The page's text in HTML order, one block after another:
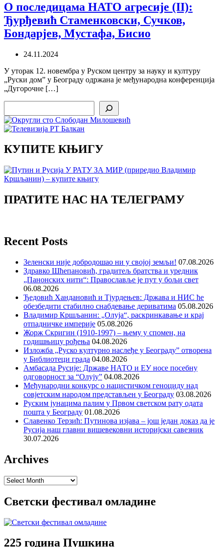
О последицама НАТО агресије (II):
Ђурђевић Стаменковски, Сучков,
Бондарјев, Мустафа, Бисио
24.11.2024
У уторак 12. новембра у Руском центру за науку и културу
„Руски дом” у Београду одржана је међународна конференција
„Дугорочне […]
КУПИТЕ КЊИГУ
ПРАТИТЕ НАС НА ТЕЛЕГРАМУ
Recent Posts
Зеленски није добродошао ни у својој земљи! 07.08.2026
Здравко Шћепановић, градитељ братства и уредник
„Панонских нити“: Православље је пут у бољи свет
06.08.2026
Ђедовић Хандановић и Тјурдењев: Држава и НИС ће
обезбедити стабилно снабдевање дериватима 05.08.2026
Владимир Кршљанин: „Олуја“, раскринкавање и крај
отпадничке империје 05.08.2026
Жорж Скригин (1910-1997) – њему у спомен, на
годишњицу рођења 04.08.2026
Изложба „Руско културно наслеђе у Београду” отворена
у Библиотеци града 04.08.2026
Амбасада Русије: Државе НАТО и ЕУ носе посебну
одговорност за “Олују” 04.08.2026
Међународни конкурс о нацистичком геноциду над
совјетским народом представљен у Београду 03.08.2026
Руским јунацима палим у Првом светском рату одата
пошта у Београду 01.08.2026
Славенко Терзић: Путинова изјава – још један доказ да је
Русија наш главни вишевековни историјски савезник
30.07.2026
Archives
Archives
Светски фестивал омладине
225 година Пушкина